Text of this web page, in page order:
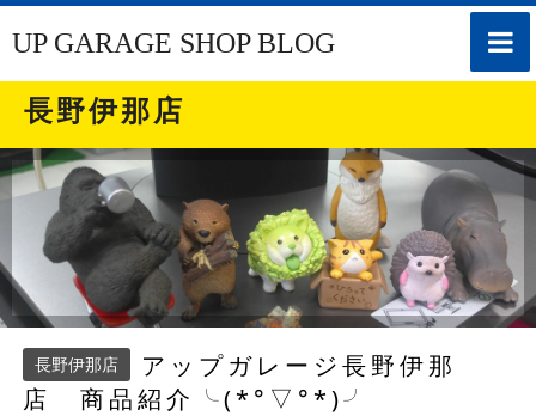
toggle
UP GARAGE SHOP BLOG
長野伊那店
長野伊那店
アップガレージ長野伊那
店 商品紹介╰(*°▽°*)╯